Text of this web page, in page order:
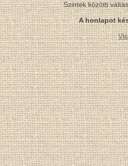
Szintek közötti
A honlapot